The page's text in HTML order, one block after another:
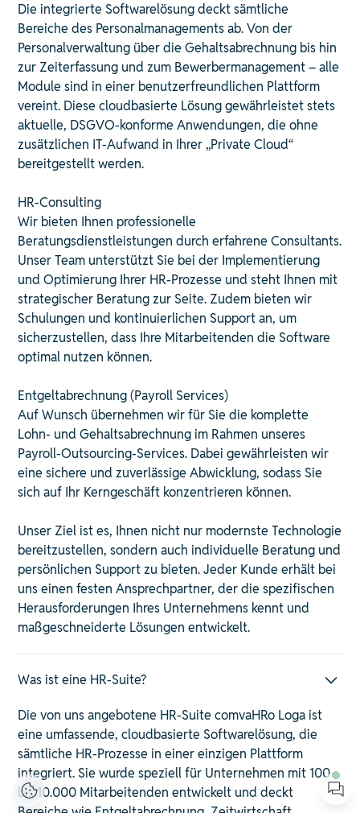
Die integrierte Softwarelösung deckt sämtliche
Bereiche des Personalmanagements ab. Von der
Personalverwaltung über die Gehaltsabrechnung bis hin
zur Zeiterfassung und zum Bewerbermanagement – alle
Module sind in einer benutzerfreundlichen Plattform
vereint. Diese cloudbasierte Lösung gewährleistet stets
aktuelle, DSGVO-konforme Anwendungen, die ohne
zusätzlichen IT-Aufwand in Ihrer „Private Cloud“
bereitgestellt werden. ​
HR-Consulting
Wir bieten Ihnen professionelle
Beratungsdienstleistungen durch erfahrene Consultants.
Unser Team unterstützt Sie bei der Implementierung
und Optimierung Ihrer HR-Prozesse und steht Ihnen mit
strategischer Beratung zur Seite. Zudem bieten wir
Schulungen und kontinuierlichen Support an, um
sicherzustellen, dass Ihre Mitarbeitenden die Software
optimal nutzen können. ​
Entgeltabrechnung (Payroll Services)
Auf Wunsch übernehmen wir für Sie die komplette
Lohn- und Gehaltsabrechnung im Rahmen unseres
Payroll-Outsourcing-Services. Dabei gewährleisten wir
eine sichere und zuverlässige Abwicklung, sodass Sie
sich auf Ihr Kerngeschäft konzentrieren können. ​
Unser Ziel ist es, Ihnen nicht nur modernste Technologie
bereitzustellen, sondern auch individuelle Beratung und
persönlichen Support zu bieten. Jeder Kunde erhält bei
uns einen festen Ansprechpartner, der die spezifischen
Herausforderungen Ihres Unternehmens kennt und
maßgeschneiderte Lösungen entwickelt. ​
Was ist eine HR-Suite?
Die von uns angebotene HR-Suite comvaHRo Loga ist
eine umfassende, cloudbasierte Softwarelösung, die
sämtliche HR-Prozesse in einer einzigen Plattform
integriert. Sie wurde speziell für Unternehmen mit 100
bis 10.000 Mitarbeitenden entwickelt und deckt